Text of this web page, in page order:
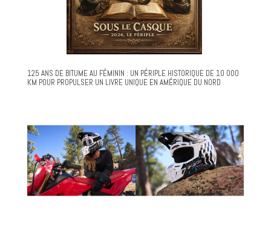
125 ANS DE BITUME AU FÉMININ : UN PÉRIPLE HISTORIQUE DE 10 000
KM POUR PROPULSER UN LIVRE UNIQUE EN AMÉRIQUE DU NORD